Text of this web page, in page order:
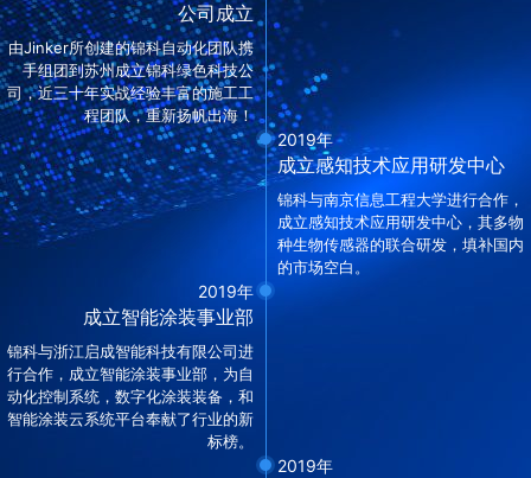
公司成立
由Jinker所创建的锦科自动化团队携
手组团到苏州成立锦科绿色科技公
司，近三十年实战经验丰富的施工工
程团队，重新扬帆出海！
2019年
成立感知技术应用研发中心
锦科与南京信息工程大学进行合作，
成立感知技术应用研发中心，其多物
种生物传感器的联合研发，填补国内
的市场空白。
2019年
成立智能涂装事业部
锦科与浙江启成智能科技有限公司进
行合作，成立智能涂装事业部，为自
动化控制系统，数字化涂装装备，和
智能涂装云系统平台奉献了行业的新
标榜。
2019年